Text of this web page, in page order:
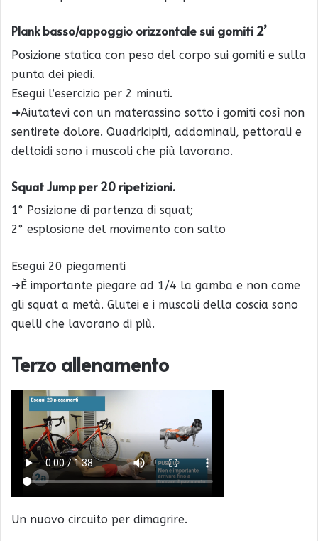
Plank basso/appoggio orizzontale sui gomiti 2’
Posizione statica con peso del corpo sui gomiti e sulla
punta dei piedi.
Esegui l’esercizio per 2 minuti.
➜Aiutatevi con un materassino sotto i gomiti così non
sentirete dolore. Quadricipiti, addominali, pettorali e
deltoidi sono i muscoli che più lavorano.
Squat Jump per 20 ripetizioni.
1° Posizione di partenza di squat;
2° esplosione del movimento con salto
Esegui 20 piegamenti
➜È importante piegare ad 1/4 la gamba e non come
gli squat a metà. Glutei e i muscoli della coscia sono
quelli che lavorano di più.
Terzo allenamento
Un nuovo circuito per dimagrire.